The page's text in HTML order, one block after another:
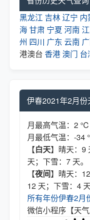
黑龙江 吉林辽宁 内
海甘肃 宁夏 河南
州 四川 广东 云南
港澳台 香港澳门 台
伊春2021年2月
月最高气温：2
月最低气温：-
【白天】晴天：9
天；下雪：7 天。
【夜间】晴天：
12 天；下雪：4 天
所有年份伊春2月
微信小程序【天